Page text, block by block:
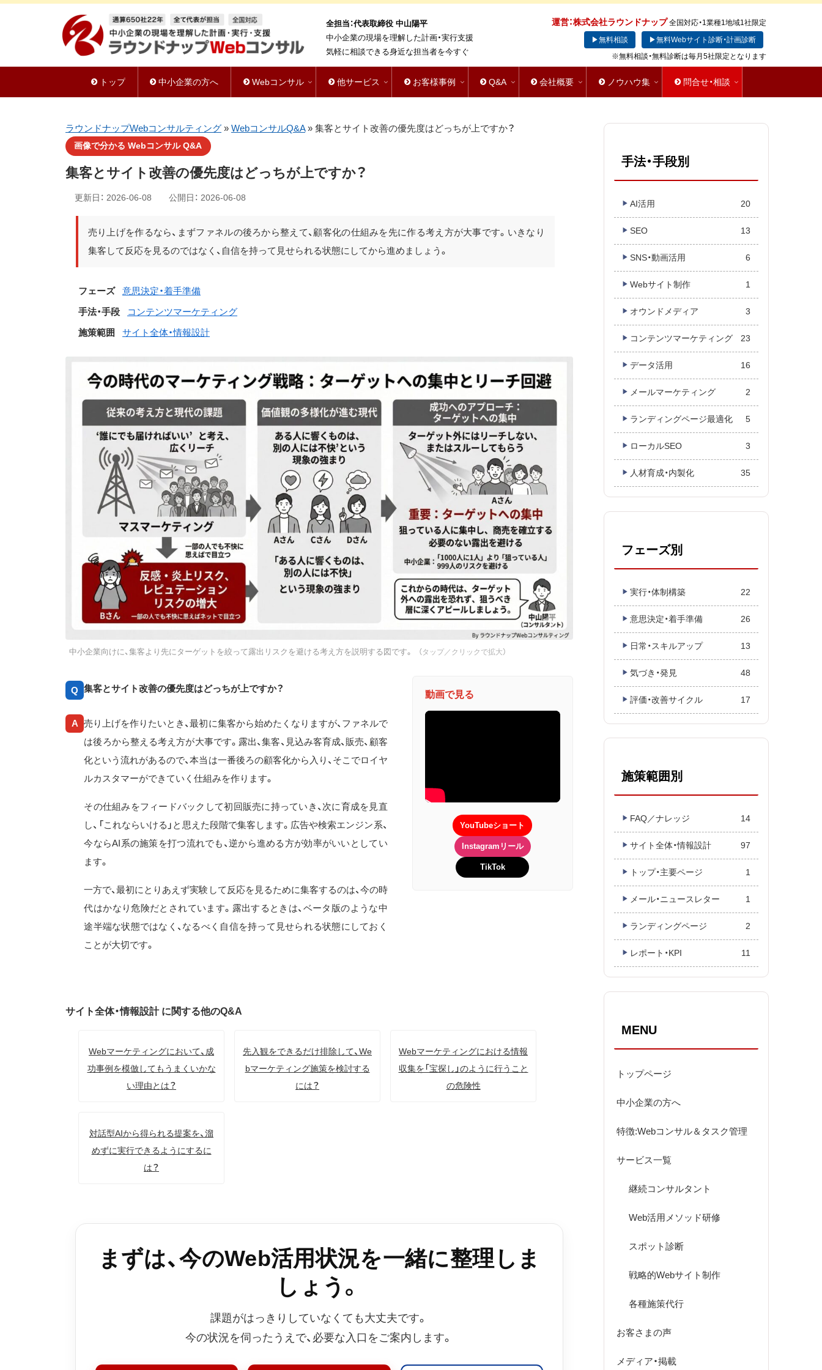
全担当：代表取締役 中山陽平
中小企業の現場を理解した計画・実行支援
気軽に相談できる身近な担当者を今すぐ
運営：株式会社ラウンドナップ 全国対応・1業種1地域1社限定
▶無料相談
▶無料Webサイト診断・計画診断
※無料相談・無料診断は毎月5社限定となります
トップ 中小企業の方へ Webコンサル 他サービス お客様事例 Q&A 会社概要 ノウハウ集 問合せ・相談
ラウンドナップWebコンサルティング » WebコンサルQ&A» 集客とサイト改善の優先度はどっちが上ですか？
画像で分かる Webコンサル Q&A
集客とサイト改善の優先度はどっちが上ですか？
更新日： 2026-06-08 公開日： 2026-06-08
売り上げを作るなら、まずファネルの後ろから整えて、顧客化の仕組みを先に作る考え方が大事です。いきなり
集客して反応を見るのではなく、自信を持って見せられる状態にしてから進めましょう。
フェーズ
意思決定・着手準備
手法・手段
コンテンツマーケティング
施策範囲
サイト全体・情報設計
中小企業向けに、集客より先にターゲットを絞って露出リスクを避ける考え方を説明する図です。 （タップ／クリックで拡大）
Q 集客とサイト改善の優先度はどっちが上ですか？
A 売り上げを作りたいとき、最初に集客から始めたくなりますが、ファネルで
は後ろから整える考え方が大事です。露出、集客、見込み客育成、販売、顧客
化という流れがあるので、本当は一番後ろの顧客化から入り、そこでロイヤ
ルカスタマーができていく仕組みを作ります。
その仕組みをフィードバックして初回販売に持っていき、次に育成を見直
し、「これならいける」と思えた段階で集客します。広告や検索エンジン系、
今ならAI系の施策を打つ流れでも、逆から進める方が効率がいいとしてい
ます。
一方で、最初にとりあえず実験して反応を見るために集客するのは、今の時
代はかなり危険だとされています。露出するときは、ベータ版のような中
途半端な状態ではなく、なるべく自信を持って見せられる状態にしておく
ことが大切です。
動画で見る
YouTubeショート
Instagramリール
TikTok
サイト全体・情報設計 に関する他のQ&A
Webマーケティングにおいて、成
功事例を模倣してもうまくいかな
い理由とは？
先入観をできるだけ排除して、We
bマーケティング施策を検討する
には？
Webマーケティングにおける情報
収集を「宝探し」のように行うこと
の危険性
対話型AIから得られる提案を、溜
めずに実行できるようにするに
は？
まずは、今のWeb活用状況を一緒に整理しま
しょう。
課題がはっきりしていなくても大丈夫です。
今の状況を伺ったうえで、必要な入口をご案内します。
手法・手段別
AI活用 20
SEO 13
SNS・動画活用 6
Webサイト制作 1
オウンドメディア 3
コンテンツマーケティング 23
データ活用 16
メールマーケティング 2
ランディングページ最適化 5
ローカルSEO 3
人材育成・内製化 35
フェーズ別
実行・体制構築 22
意思決定・着手準備 26
日常・スキルアップ 13
気づき・発見 48
評価・改善サイクル 17
施策範囲別
FAQ／ナレッジ 14
サイト全体・情報設計 97
トップ・主要ページ 1
メール・ニュースレター 1
ランディングページ 2
レポート・KPI 11
MENU
トップページ
中小企業の方へ
特徴:Webコンサル＆タスク管理
サービス一覧
継続コンサルタント
Web活用メソッド研修
スポット診断
戦略的Webサイト制作
各種施策代行
お客さまの声
メディア・掲載